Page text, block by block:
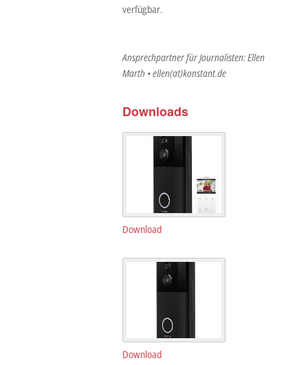
verfügbar.
Ansprechpartner für Journalisten: Ellen
Marth • ellen(at)konstant.de
Downloads
Download
Download